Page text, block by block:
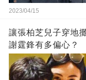
2023/04/15
讓張柏芝兒子穿地
謝霆鋒有多偏心？